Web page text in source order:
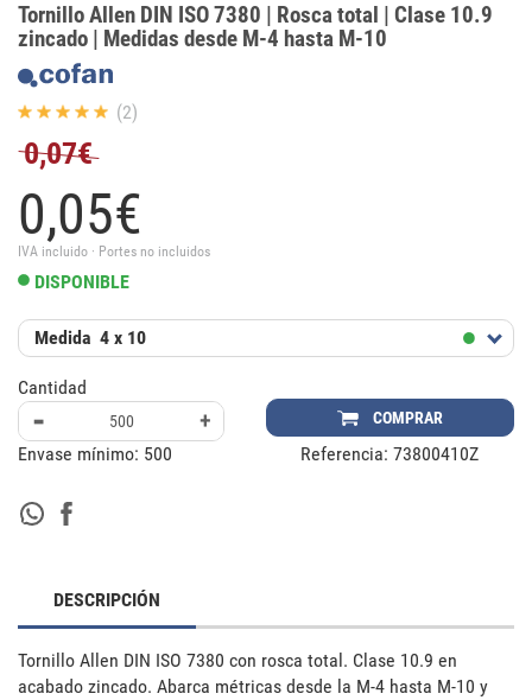
Tornillo Allen DIN ISO 7380 | Rosca total | Clase 10.9
zincado | Medidas desde M-4 hasta M-10
(2)
0,07€
0,05€
IVA incluido · Portes no incluidos
DISPONIBLE
Medida 4 x 10
Cantidad
- + COMPRAR
Envase mínimo: 500 Referencia:73800410Z
DESCRIPCIÓN
Tornillo Allen DIN ISO 7380 con rosca total. Clase 10.9 en
acabado zincado. Abarca métricas desde la M-4 hasta M-10 y